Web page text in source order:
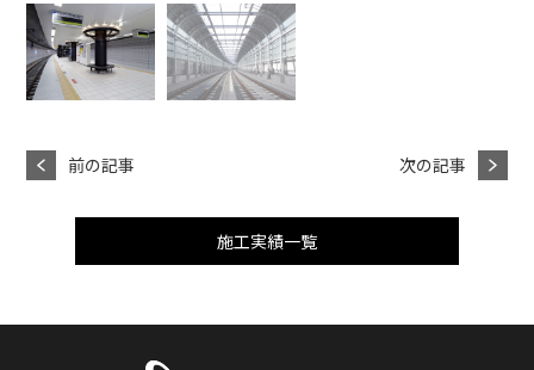
前の記事 次の記事
施工実績一覧